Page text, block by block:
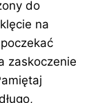
do
na
zaskoczenie